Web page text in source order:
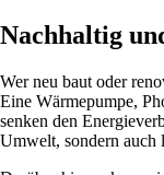
Nachhaltig
Wer neu baut oder
Eine Wärmepumpe,
senken den
Umwelt, sondern auch